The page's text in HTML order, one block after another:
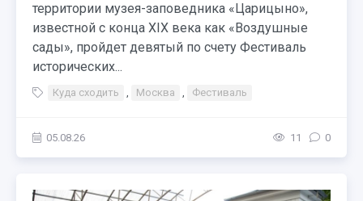
территории музея-заповедника «Царицыно»,
известной с конца XIX века как «Воздушные
сады», пройдет девятый по счету Фестиваль
исторических...
Куда сходить , Москва , Фестиваль
05.08.26 11 0